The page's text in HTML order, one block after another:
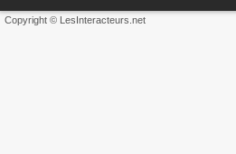
Copyright © LesInteracteurs.net